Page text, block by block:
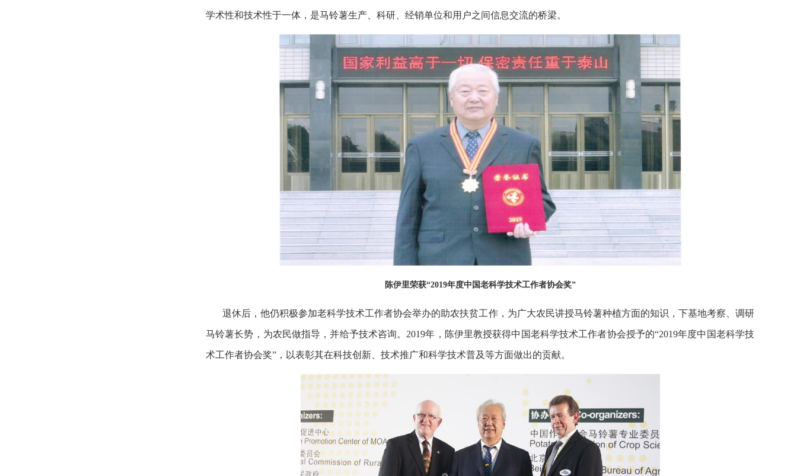
学术性和技术性于一体，是马铃薯生产、科研、经销单位和用户之间信息交流的桥梁。
陈伊里荣获“2019年度中国老科学技术工作者协会奖”
退休后，他仍积极参加老科学技术工作者协会举办的助农扶贫工作，为广大农民讲授马铃薯种植方面的知识，下基地考察、调研
马铃薯长势，为农民做指导，并给予技术咨询。2019年，陈伊里教授获得中国老科学技术工作者协会授予的“2019年度中国老科学技
术工作者协会奖”，以表彰其在科技创新、技术推广和科学技术普及等方面做出的贡献。